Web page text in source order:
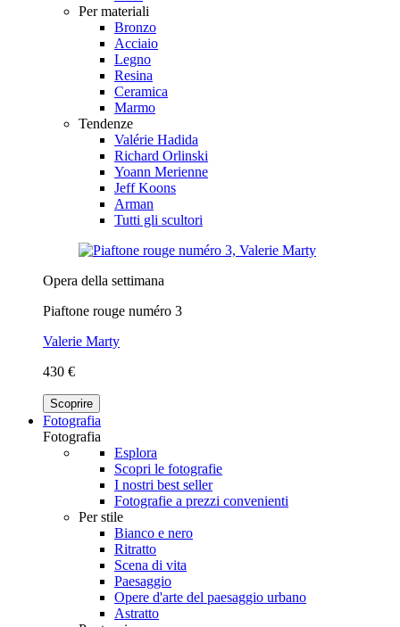
Per materiali
Bronzo
Acciaio
Legno
Resina
Ceramica
Marmo
Tendenze
Valérie Hadida
Richard Orlinski
Yoann Merienne
Jeff Koons
Arman
Tutti gli scultori
Opera della settimana
Piaftone rouge numéro 3
Valerie Marty
430 €
Scoprire
Fotografia
Fotografia
Esplora
Scopri le fotografie
I nostri best seller
Fotografie a prezzi convenienti
Per stile
Bianco e nero
Ritratto
Scena di vita
Paesaggio
Opere d'arte del paesaggio urbano
Astratto